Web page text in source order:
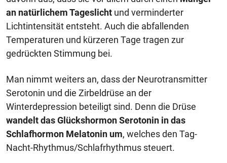
an natürlichem Tageslicht und verminderter
Lichtintensität entsteht. Auch die abfallenden
Temperaturen und kürzeren Tage tragen zur
gedrückten Stimmung bei.
Man nimmt weiters an, dass der Neurotransmitter
Serotonin und die Zirbeldrüse an der
Winterdepression beteiligt sind. Denn die Drüse
wandelt das Glückshormon Serotonin in das
Schlafhormon Melatonin um, welches den Tag-
Nacht-Rhythmus/Schlafrhythmus steuert.